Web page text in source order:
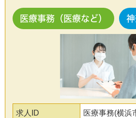
医療事務（医療など）
求人ID 医療事務(横浜